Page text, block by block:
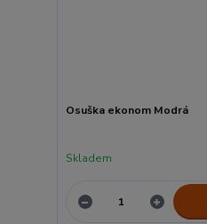
Osuška ekonom Modrá
Skladem